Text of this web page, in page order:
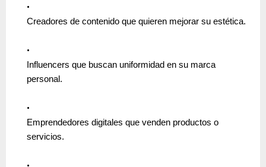
Creadores de contenido que quieren mejorar su estética.
Influencers que buscan uniformidad en su marca
personal.
Emprendedores digitales que venden productos o
servicios.